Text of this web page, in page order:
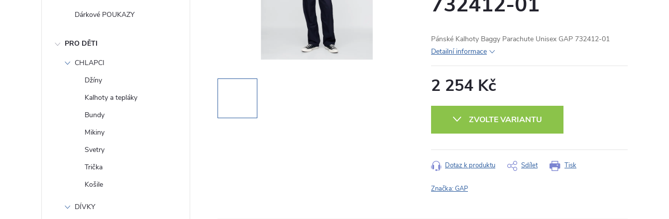
Dárkové POUKAZY
PRO DĚTI
CHLAPCI
Džíny
Kalhoty a tepláky
Bundy
Mikiny
Svetry
Trička
Košile
DÍVKY
Pánské Kalhoty Baggy Parachute Unisex GAP 732412-01
Detailní informace
2 254 Kč
ZVOLTE VARIANTU
Tisk
Dotaz k produktu Sdílet
Značka:GAP